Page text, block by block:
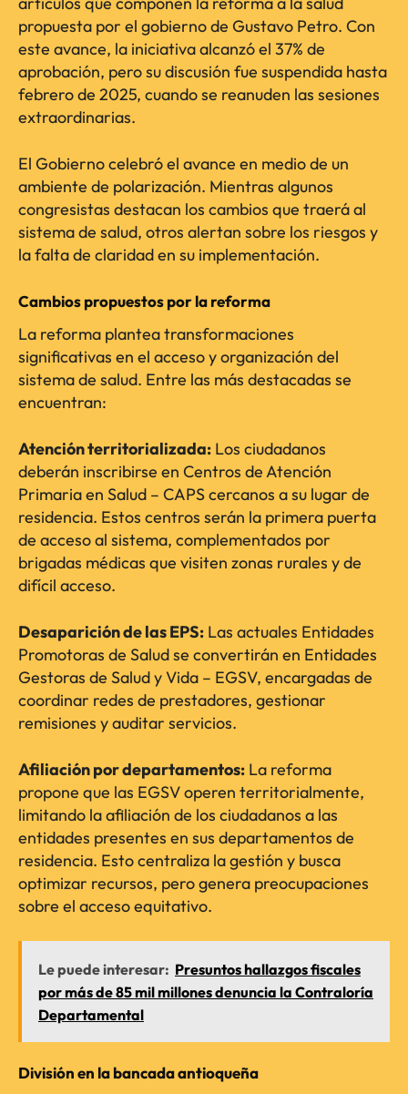
propuesta por el gobierno de Gustavo Petro. Con
este avance, la iniciativa alcanzó el 37% de
aprobación, pero su discusión fue suspendida hasta
febrero de 2025, cuando se reanuden las sesiones
extraordinarias.
El Gobierno celebró el avance en medio de un
ambiente de polarización. Mientras algunos
congresistas destacan los cambios que traerá al
sistema de salud, otros alertan sobre los riesgos y
la falta de claridad en su implementación.
Cambios propuestos por la reforma
La reforma plantea transformaciones
significativas en el acceso y organización del
sistema de salud. Entre las más destacadas se
encuentran:
Atención territorializada: Los ciudadanos
deberán inscribirse en Centros de Atención
Primaria en Salud – CAPS cercanos a su lugar de
residencia. Estos centros serán la primera puerta
de acceso al sistema, complementados por
brigadas médicas que visiten zonas rurales y de
difícil acceso.
Desaparición de las EPS: Las actuales Entidades
Promotoras de Salud se convertirán en Entidades
Gestoras de Salud y Vida – EGSV, encargadas de
coordinar redes de prestadores, gestionar
remisiones y auditar servicios.
Afiliación por departamentos: La reforma
propone que las EGSV operen territorialmente,
limitando la afiliación de los ciudadanos a las
entidades presentes en sus departamentos de
residencia. Esto centraliza la gestión y busca
optimizar recursos, pero genera preocupaciones
sobre el acceso equitativo.
Le puede interesar: Presuntos hallazgos fiscales
por más de 85 mil millones denuncia la Contraloría
Departamental
División en la bancada antioqueña